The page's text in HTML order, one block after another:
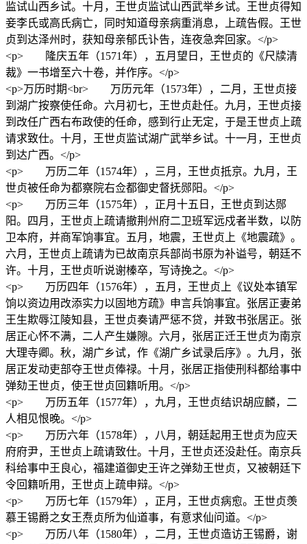
监试山西乡试。十月，王世贞监试山西武举乡试。王世贞得知
妾李氏或高氏病亡，同时知道母亲病重消息，上疏告假。王世
贞到达泽州时，获知母亲郁氏讣告，连夜急奔回家。</p>
<p> 隆庆五年（1571年），五月望日，王世贞的《尺牍清
裁》一书增至六十卷，并作序。</p>
<p>万历时期<br> 万历元年（1573年），二月，王世贞接
到湖广按察使任命。六月初七，王世贞赴任。九月，王世贞接
到改任广西右布政使的任命，感到行止无定，于是王世贞上疏
请求致仕。十月，王世贞监试湖广武举乡试。十一月，王世贞
到达广西。</p>
<p> 万历二年（1574年），三月，王世贞抵京。九月，王
世贞被任命为都察院右佥都御史督抚郧阳。</p>
<p> 万历三年（1575年），正月十五日，王世贞到达郧
阳。四月，王世贞上疏请撤荆州府二卫班军远戍者半数，以防
卫本府，并商军饷事宜。五月，地震，王世贞上《地震疏》。
六月，王世贞上疏请为已故南京兵部尚书原为补谥号，朝廷不
许。十月，王世贞听说谢榛卒，写诗挽之。</p>
<p> 万历四年（1576年），五月，王世贞上《议处本镇军
饷以资边用改添实力以固地方疏》申言兵饷事宜。张居正妻弟
王生欺辱江陵知县，王世贞奏请严惩不贷，并致书张居正。张
居正心怀不满，二人产生嫌隙。六月，张居正迁王世贞为南京
大理寺卿。秋，湖广乡试，作《湖广乡试录后序》。九月，张
居正发动吏部夺王世贞俸禄。十月，张居正指使刑科都给事中
弹劾王世贞，使王世贞回籍听用。</p>
<p> 万历五年（1577年），九月，王世贞结识胡应麟，二
人相见恨晚。</p>
<p> 万历六年（1578年），八月，朝廷起用王世贞为应天
府府尹，王世贞上疏请致仕。十月，王世贞还没赴任。南京兵
科给事中王良心，福建道御史王许之弹劾王世贞，又被朝廷下
令回籍听用，王世贞上疏申辩。</p>
<p> 万历七年（1579年），正月，王世贞病愈。王世贞羡
慕王锡爵之女王焘贞所为仙道事，有意求仙问道。</p>
<p> 万历八年（1580年），二月，王世贞造访王锡爵，谢